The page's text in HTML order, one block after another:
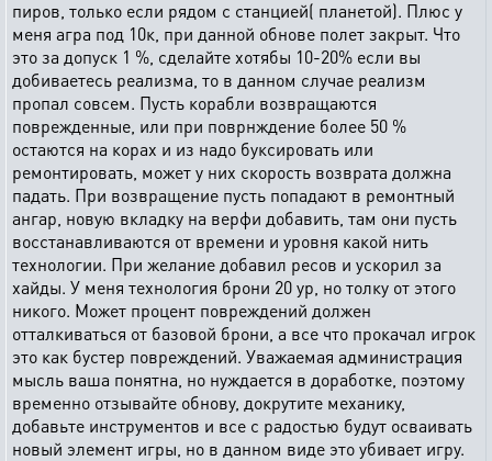
пиров, только если рядом с станцией( планетой). Плюс у
меня агра под 10к, при данной обнове полет закрыт. Что
это за допуск 1 %, сделайте хотябы 10-20% если вы
добиваетесь реализма, то в данном случае реализм
пропал совсем. Пусть корабли возвращаются
поврежденные, или при поврнждение более 50 %
остаются на корах и из надо буксировать или
ремонтировать, может у них скорость возврата должна
падать. При возвращение пусть попадают в ремонтный
ангар, новую вкладку на верфи добавить, там они пусть
восстанавливаются от времени и уровня какой нить
технологии. При желание добавил ресов и ускорил за
хайды. У меня технология брони 20 ур, но толку от этого
никого. Может процент повреждений должен
отталкиваться от базовой брони, а все что прокачал игрок
это как бустер повреждений. Уважаемая администрация
мысль ваша понятна, но нуждается в доработке, поэтому
временно отзывайте обнову, докрутите механику,
добавьте инструментов и все с радостью будут осваивать
новый элемент игры, но в данном виде это убивает игру.